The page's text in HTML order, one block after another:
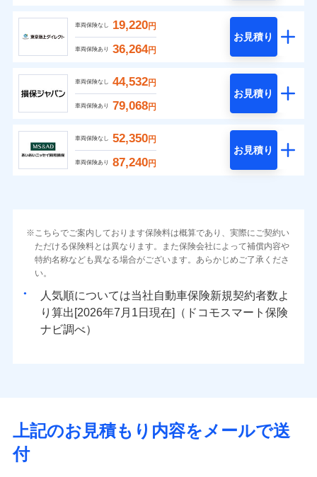
車両保険なし 19,220円
車両保険あり 36,264円
お見積り
車両保険なし 44,532円
車両保険あり 79,068円
お見積り
車両保険なし 52,350円
車両保険あり 87,240円
お見積り
こちらでご案内しております保険料は概算であり、実際にご契約い
ただける保険料とは異なります。また保険会社によって補償内容や
特約名称なども異なる場合がございます。あらかじめご了承くださ
い。
人気順については当社
新規契約者数よ
り算出[
年 月
日現在]（ドコモスマート保険
ナビ調べ）
上記のお見積もり内容をメールで送
付